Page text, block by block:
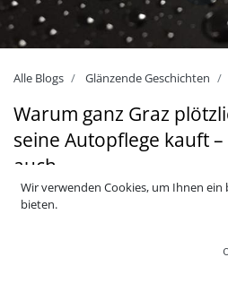
Alle Blogs Glänzende Geschichten
Warum ganz Graz
seine Autopflege kauft
auch
Anbieter liefert
Produkt alt aussehen lässt.
Wir verwenden Cookies, um Ihnen ein
bieten.